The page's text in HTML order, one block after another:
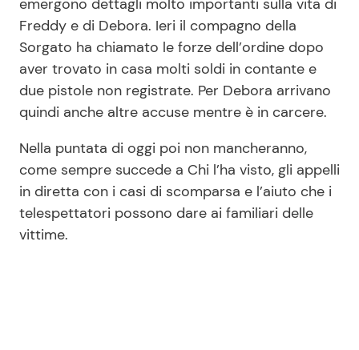
emergono dettagli molto importanti sulla vita di
Freddy e di Debora. Ieri il compagno della
Sorgato ha chiamato le forze dell’ordine dopo
aver trovato in casa molti soldi in contante e
due pistole non registrate. Per Debora arrivano
quindi anche altre accuse mentre è in carcere.
Nella puntata di oggi poi non mancheranno,
come sempre succede a Chi l’ha visto, gli appelli
in diretta con i casi di scomparsa e l’aiuto che i
telespettatori possono dare ai familiari delle
vittime.